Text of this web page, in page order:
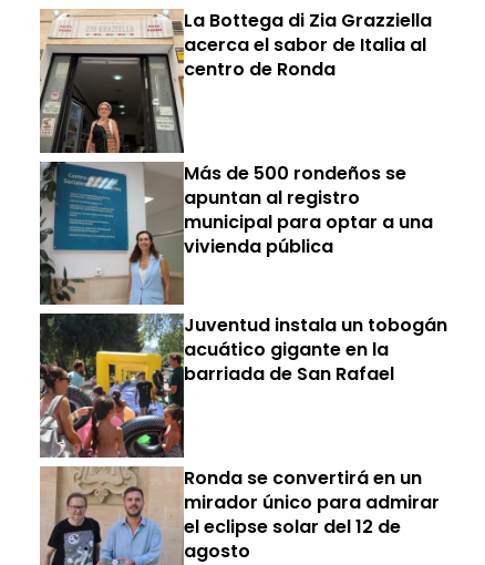
La Bottega di Zia Grazziella
acerca el sabor de Italia al
centro de Ronda
Más de 500 rondeños se
apuntan al registro
municipal para optar a una
vivienda pública
Juventud instala un tobogán
acuático gigante en la
barriada de San Rafael
Ronda se convertirá en un
mirador único para admirar
el eclipse solar del 12 de
agosto